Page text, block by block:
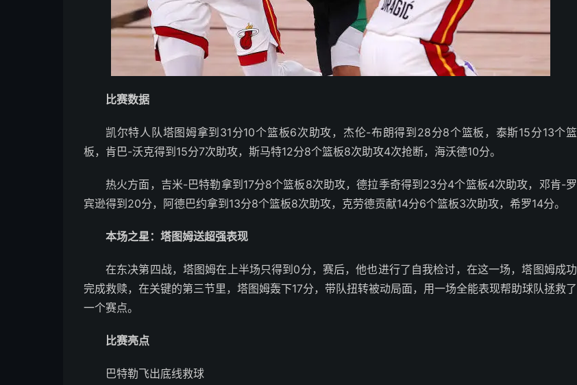
比赛数据
凯尔特人队塔图姆拿到31分10个篮板6次助攻，杰伦-布朗得到28分8个篮板，泰斯15分13个篮
板，肯巴-沃克得到15分7次助攻，斯马特12分8个篮板8次助攻4次抢断，海沃德10分。
热火方面，吉米-巴特勒拿到17分8个篮板8次助攻，德拉季奇得到23分4个篮板4次助攻，邓肯-罗
宾逊得到20分，阿德巴约拿到13分8个篮板8次助攻，克劳德贡献14分6个篮板3次助攻，希罗14分。
本场之星：塔图姆送超强表现
在东决第四战，塔图姆在上半场只得到0分，赛后，他也进行了自我检讨，在这一场，塔图姆成功
完成救赎，在关键的第三节里，塔图姆轰下17分，带队扭转被动局面，用一场全能表现帮助球队拯救了
一个赛点。
比赛亮点
巴特勒飞出底线救球